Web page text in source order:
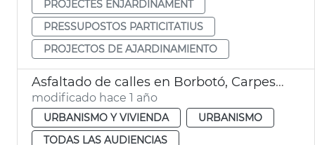
PROJECTES ENJARDINAMENT
PRESSUPOSTOS PARTICITATIUS
PROJECTOS DE AJARDINAMIENTO
Asfaltado de calles en Borbotó, Carpesa y Mauella
modificado hace 1 año
URBANISMO Y VIVIENDA
URBANISMO
TODAS LAS AUDIENCIAS